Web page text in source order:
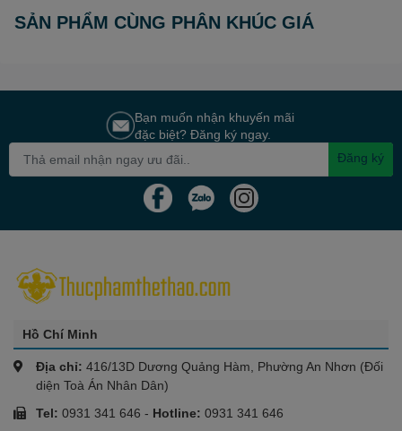
SẢN PHẨM CÙNG PHÂN KHÚC GIÁ
Bạn muốn nhận khuyến mãi
đặc biệt? Đăng ký ngay.
Đăng ký
Hồ Chí Minh
Địa chỉ: 416/13D Dương Quảng Hàm, Phường An Nhơn (Đối
diện Toà Án Nhân Dân)
Tel: 0931 341 646 - Hotline: 0931 341 646